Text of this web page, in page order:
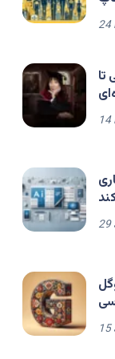
24
تا
29